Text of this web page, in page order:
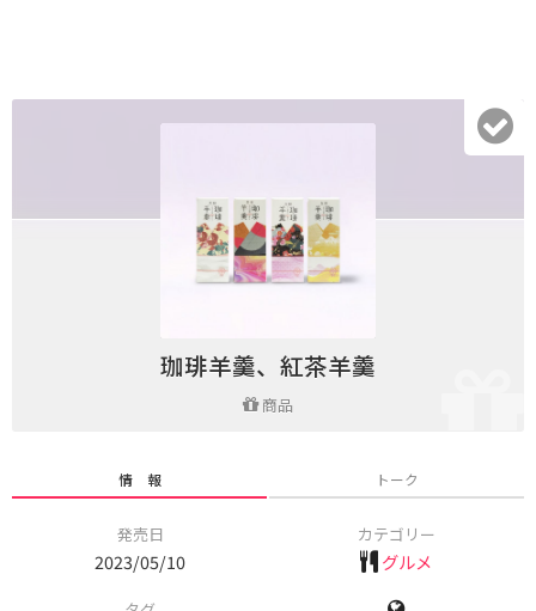
珈琲羊羹、紅茶羊羹
商品
情 報 トーク
発売日
2023/05/10
カテゴリー
グルメ